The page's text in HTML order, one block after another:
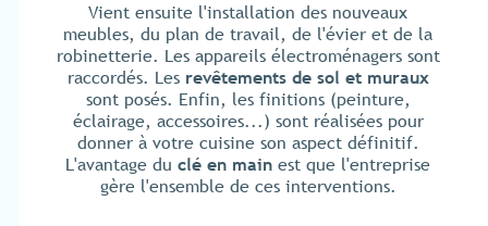
Vient ensuite l'installation des nouveaux
meubles, du plan de travail, de l'évier et de la
robinetterie. Les appareils électroménagers sont
raccordés. Les revêtements de sol et muraux
sont posés. Enfin, les finitions (peinture,
éclairage, accessoires...) sont réalisées pour
donner à votre cuisine son aspect définitif.
L'avantage du clé en main est que l'entreprise
gère l'ensemble de ces interventions.